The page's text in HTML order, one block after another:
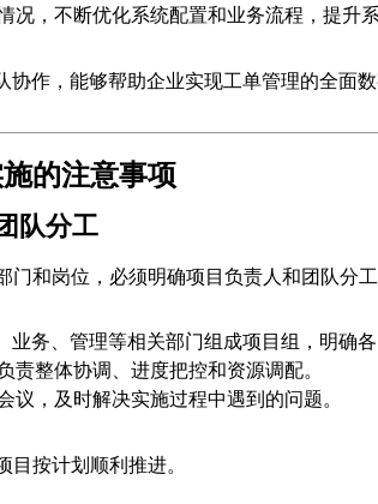
况，不断优化系统配置和业务流程，提升系
作，能够帮助企业实现工单管理的全面数
的注意事项
队分工
和岗位，必须明确项目负责人和团队分工
业务、管理等相关部门组成项目组，明确各
责整体协调、进度把控和资源调配。
议，及时解决实施过程中遇到的问题。
按计划顺利推进。